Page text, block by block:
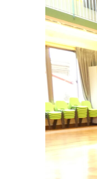
グループ施設
関係先リンク
学校法⼈鴨⾕学園 鳳
学校法⼈諏訪森学園
⼤阪府私⽴幼稚園連
社会福祉法人野田福祉